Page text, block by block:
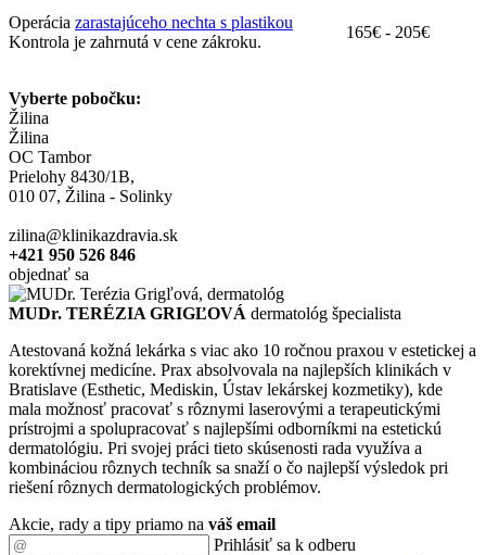
Operácia zarastajúceho nechta s plastikou
Kontrola je zahrnutá v cene zákroku.
165€ - 205€
Vyberte pobočku:
Žilina
Žilina
OC Tambor
Prielohy 8430/1B,
010 07, Žilina - Solinky
zilina@klinikazdravia.sk
+421 950 526 846
objednať sa
MUDr. TERÉZIA GRIGĽOVÁ dermatológ špecialista
Atestovaná kožná lekárka s viac ako 10 ročnou praxou v estetickej a
korektívnej medicíne. Prax absolvovala na najlepších klinikách v
Bratislave (Esthetic, Mediskin, Ústav lekárskej kozmetiky), kde
mala možnosť pracovať s rôznymi laserovými a terapeutickými
prístrojmi a spolupracovať s najlepšími odborníkmi na estetickú
dermatológiu. Pri svojej práci tieto skúsenosti rada využíva a
kombináciou rôznych techník sa snaží o čo najlepší výsledok pri
riešení rôznych dermatologických problémov.
Akcie, rady a tipy priamo na váš email
Prihlásiť sa k odberu